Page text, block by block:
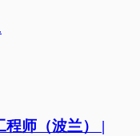
师（波兰） |